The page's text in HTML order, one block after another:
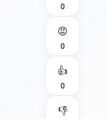
0
😡
0
👍
0
👎